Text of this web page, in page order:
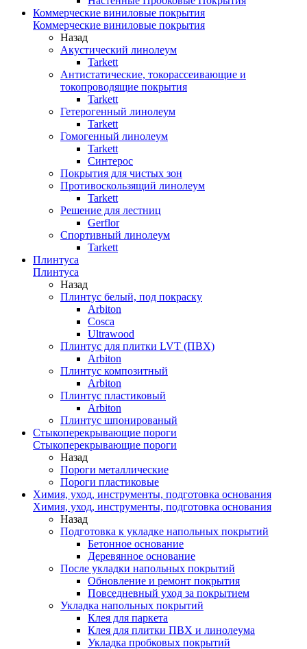
Коммерческие виниловые покрытия
Коммерческие виниловые покрытия
Назад
Акустический линолеум
Tarkett
Антистатические, токорассеивающие и
токопроводящие покрытия
Tarkett
Гетерогенный линолеум
Tarkett
Гомогенный линолеум
Tarkett
Синтерос
Покрытия для чистых зон
Противоскользящий линолеум
Tarkett
Решение для лестниц
Gerflor
Спортивный линолеум
Tarkett
Плинтуса
Плинтуса
Назад
Плинтус белый, под покраску
Arbiton
Cosca
Ultrawood
Плинтус для плитки LVT (ПВХ)
Arbiton
Плинтус композитный
Arbiton
Плинтус пластиковый
Arbiton
Плинтус шпонированый
Стыкоперекрывающие пороги
Стыкоперекрывающие пороги
Назад
Пороги металлические
Пороги пластиковые
Химия, уход, инструменты, подготовка основания
Химия, уход, инструменты, подготовка основания
Назад
Подготовка к укладке напольных покрытий
Бетонное основание
Деревянное основание
После укладки напольных покрытий
Обновление и ремонт покрытия
Повседневный уход за покрытием
Укладка напольных покрытий
Клея для паркета
Клея для плитки ПВХ и линолеума
Укладка пробковых покрытий